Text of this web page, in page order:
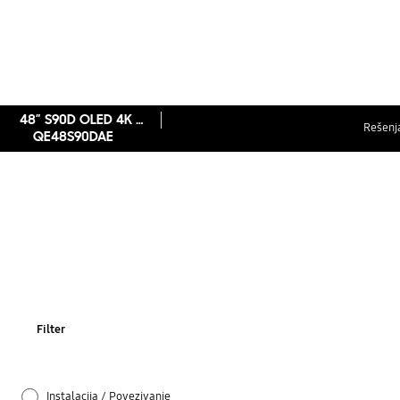
48″ S90D OLED 4K Smart TV (2024)
QE48S90DAE
Filter
Instalacija / Povezivanje